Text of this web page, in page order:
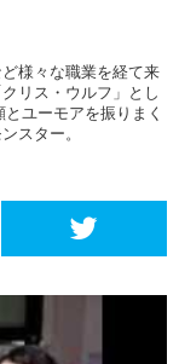
then I killed the
More naked! Naked
like it a lot.
smaller ones. And
様々な職業を経て来
クリス・ウルフ 」とし
ユーモアを振りまく
スター。